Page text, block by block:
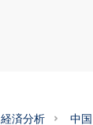
経済分析 中国